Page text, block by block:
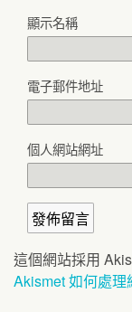
顯示名稱
電子郵件地址
個人網站網址
這個網站採用
Akismet 如何處